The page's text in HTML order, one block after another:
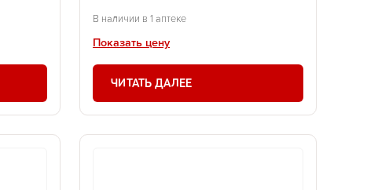
В наличии в 1 аптеке
Показать цену
ЧИТАТЬ ДАЛЕЕ